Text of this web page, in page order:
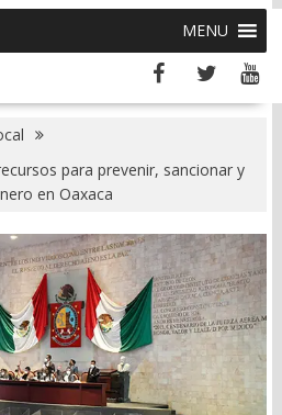
MENU
para prevenir, sancionar y
en Oaxaca